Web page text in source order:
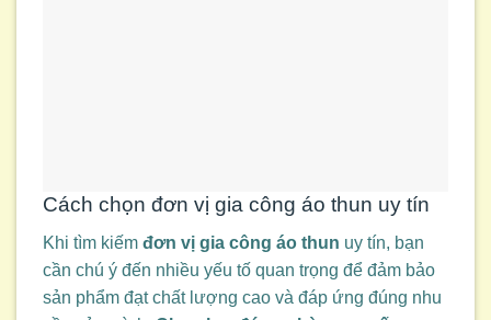
Cách chọn đơn vị gia công áo thun uy tín
Khi tìm kiếm đơn vị gia công áo thun uy tín, bạn
cần chú ý đến nhiều yếu tố quan trọng để đảm bảo
sản phẩm đạt chất lượng cao và đáp ứng đúng nhu